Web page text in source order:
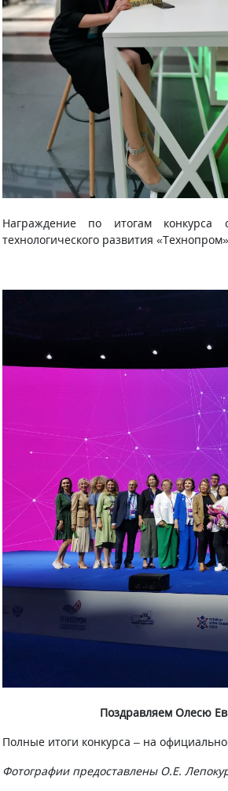
Награждение по итогам конкурса
технологического развития
Поздравляем Олесю
Полные итоги конкурса – на
Фотографии предоставлены О.Е.